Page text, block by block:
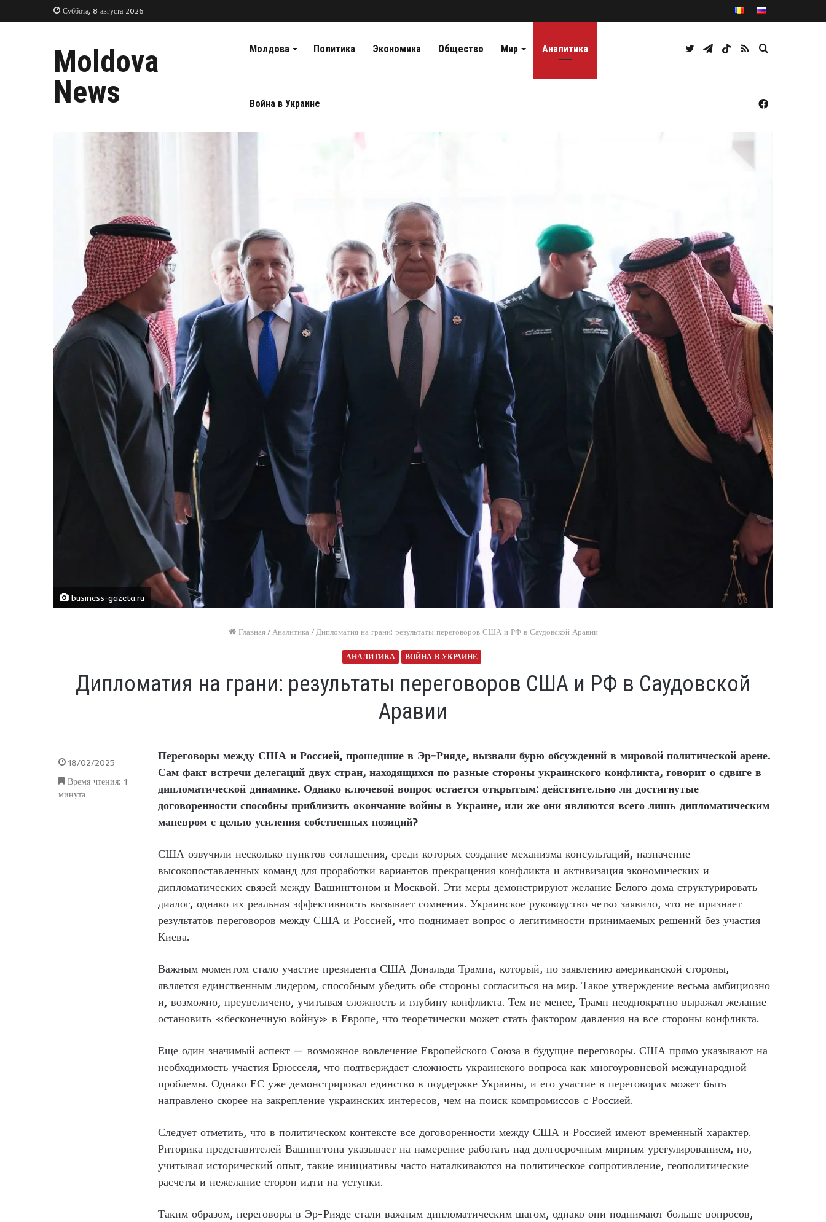
Суббота, 8 августа 2026
Moldova
News
Молдова Политика Экономика Общество Мир Аналитика
Война в Украине
Caută
RSS
TikTok
Telegram
Twitter
Facebook
business-gazeta.ru
Главная / Аналитика / Дипломатия на грани: результаты переговоров США и РФ в Саудовской Аравии
АНАЛИТИКА ВОЙНА В УКРАИНЕ
Дипломатия на грани: результаты переговоров США и РФ в Саудовской
Аравии
Переговоры между США и Россией, прошедшие в Эр-Рияде, вызвали бурю обсуждений в мировой политической арене.
Сам факт встречи делегаций двух стран, находящихся по разные стороны украинского конфликта, говорит о сдвиге в
дипломатической динамике. Однако ключевой вопрос остается открытым: действительно ли достигнутые
договоренности способны приблизить окончание войны в Украине, или же они являются всего лишь дипломатическим
маневром с целью усиления собственных позиций?
США озвучили несколько пунктов соглашения, среди которых создание механизма консультаций, назначение
высокопоставленных команд для проработки вариантов прекращения конфликта и активизация экономических и
дипломатических связей между Вашингтоном и Москвой. Эти меры демонстрируют желание Белого дома структурировать
диалог, однако их реальная эффективность вызывает сомнения. Украинское руководство четко заявило, что не признает
результатов переговоров между США и Россией, что поднимает вопрос о легитимности принимаемых решений без участия
Киева.
Важным моментом стало участие президента США Дональда Трампа, который, по заявлению американской стороны,
является единственным лидером, способным убедить обе стороны согласиться на мир. Такое утверждение весьма амбициозно
и, возможно, преувеличено, учитывая сложность и глубину конфликта. Тем не менее, Трамп неоднократно выражал желание
остановить «бесконечную войну» в Европе, что теоретически может стать фактором давления на все стороны конфликта.
Еще один значимый аспект — возможное вовлечение Европейского Союза в будущие переговоры. США прямо указывают на
необходимость участия Брюсселя, что подтверждает сложность украинского вопроса как многоуровневой международной
проблемы. Однако ЕС уже демонстрировал единство в поддержке Украины, и его участие в переговорах может быть
направлено скорее на закрепление украинских интересов, чем на поиск компромиссов с Россией.
Следует отметить, что в политическом контексте все договоренности между США и Россией имеют временный характер.
Риторика представителей Вашингтона указывает на намерение работать над долгосрочным мирным урегулированием, но,
учитывая исторический опыт, такие инициативы часто наталкиваются на политическое сопротивление, геополитические
расчеты и нежелание сторон идти на уступки.
Таким образом, переговоры в Эр-Рияде стали важным дипломатическим шагом, однако они поднимают больше вопросов,
18/02/2025
Время чтения: 1
минута